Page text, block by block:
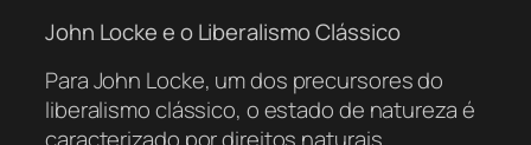
John Locke e o Liberalismo Clássico
Para John Locke, um dos precursores do
liberalismo clássico, o estado de natureza é
caracterizado por direitos naturais